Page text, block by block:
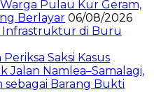
Pulau Kur Geram,
Berlayar 06/08/2026
Infrastruktur di Buru
Saksi Kasus
Jalan Namlea–Samalagi,
sebagai Barang Bukti